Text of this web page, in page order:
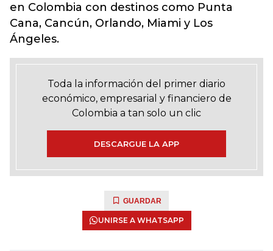
en Colombia con destinos como Punta
Cana, Cancún, Orlando, Miami y Los
Ángeles.
Toda la información del primer diario
económico, empresarial y financiero de
Colombia a tan solo un clic
DESCARGUE LA APP
GUARDAR
UNIRSE A WHATSAPP